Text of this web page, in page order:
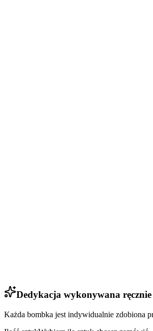
Dedykacja wykonywana ręcznie
Każda bombka jest indywidualnie zdobiona